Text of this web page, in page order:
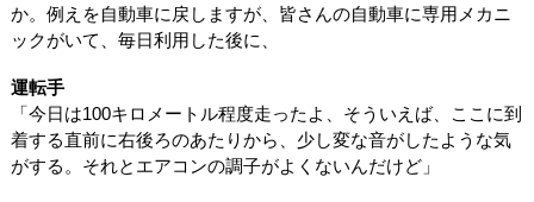
か。例えを自動車に戻しますが、皆さんの自動車に専用メカニ
ックがいて、毎日利用した後に、
運転手
「今日は100キロメートル程度走ったよ、そういえば、ここに到
着する直前に右後ろのあたりから、少し変な音がしたような気
がする。それとエアコンの調子がよくないんだけど」